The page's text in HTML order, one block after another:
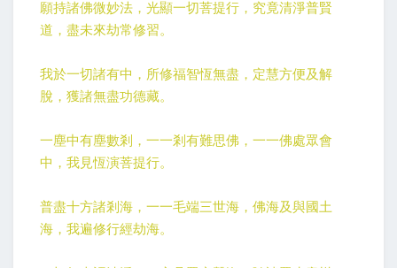
願持諸佛微妙法，光顯一切菩提行，究竟清淨普賢
道，盡未來劫常修習。
我於一切諸有中，所修福智恆無盡，定慧方便及解
脫，獲諸無盡功德藏。
一塵中有塵數剎，一一剎有難思佛，一一佛處眾會
中，我見恆演菩提行。
普盡十方諸剎海，一一毛端三世海，佛海及與國土
海，我遍修行經劫海。